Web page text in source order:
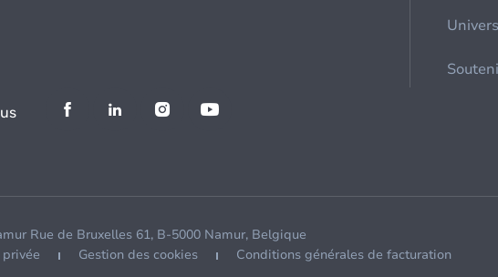
Rue de Bruxelles 61, B-5000 Namur, Belgique
Gestion des cookies Conditions générales de facturation